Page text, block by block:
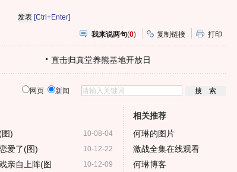
[Ctrl+Enter]
我来说两句(0) 复制链接 打印
直击归真堂养熊基地开放日
网页 新闻
10-08-04
)
10-12-22
爱了(图)
10-12-09
亲自上阵(图
相关推荐
何琳的图片
激战全集在线观看
何琳博客